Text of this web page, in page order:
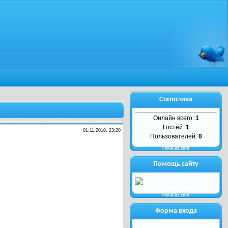
01.11.2010, 23:20
Статистика
Онлайн всего: 1
Гостей: 1
Пользователей: 0
ForuCoz.com
Помощь сайту
ForuCoz.com
Форма входа